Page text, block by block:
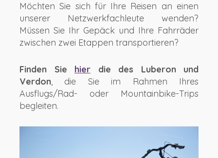
Möchten Sie sich für Ihre Reisen an einen
unserer Netzwerkfachleute wenden?
Müssen Sie Ihr Gepäck und Ihre Fahrräder
zwischen zwei Etappen transportieren?
Finden Sie hier die des Luberon und
Verdon, die Sie im Rahmen Ihres
Ausflugs/Rad- oder Mountainbike-Trips
begleiten.